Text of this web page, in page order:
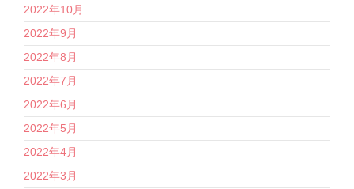
2022年10月
2022年9月
2022年8月
2022年7月
2022年6月
2022年5月
2022年4月
2022年3月